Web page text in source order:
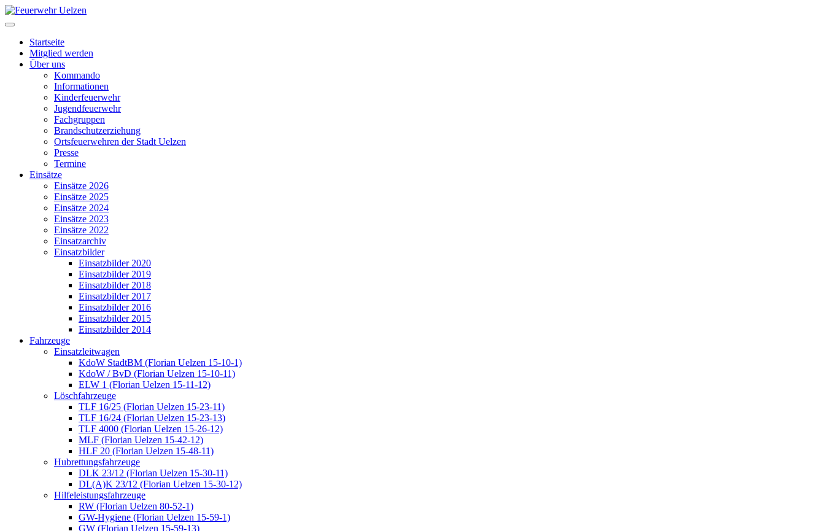
Startseite
Mitglied werden
Über uns
Kommando
Informationen
Kinderfeuerwehr
Jugendfeuerwehr
Fachgruppen
Brandschutzerziehung
Ortsfeuerwehren der Stadt Uelzen
Presse
Termine
Einsätze
Einsätze 2026
Einsätze 2025
Einsätze 2024
Einsätze 2023
Einsätze 2022
Einsatzarchiv
Einsatzbilder
Einsatzbilder 2020
Einsatzbilder 2019
Einsatzbilder 2018
Einsatzbilder 2017
Einsatzbilder 2016
Einsatzbilder 2015
Einsatzbilder 2014
Fahrzeuge
Einsatzleitwagen
KdoW StadtBM (Florian Uelzen 15-10-1)
KdoW / BvD (Florian Uelzen 15-10-11)
ELW 1 (Florian Uelzen 15-11-12)
Löschfahrzeuge
TLF 16/25 (Florian Uelzen 15-23-11)
TLF 16/24 (Florian Uelzen 15-23-13)
TLF 4000 (Florian Uelzen 15-26-12)
MLF (Florian Uelzen 15-42-12)
HLF 20 (Florian Uelzen 15-48-11)
Hubrettungsfahrzeuge
DLK 23/12 (Florian Uelzen 15-30-11)
DL(A)K 23/12 (Florian Uelzen 15-30-12)
Hilfeleistungsfahrzeuge
RW (Florian Uelzen 80-52-1)
GW-Hygiene (Florian Uelzen 15-59-1)
GW (Florian Uelzen 15-59-13)